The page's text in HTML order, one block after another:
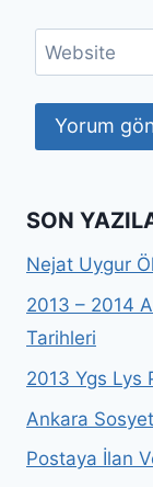
Website
SON
Nejat Uygur
2013 – 2014
Tarihleri
2013 Ygs Lys
Ankara
Postaya İlan